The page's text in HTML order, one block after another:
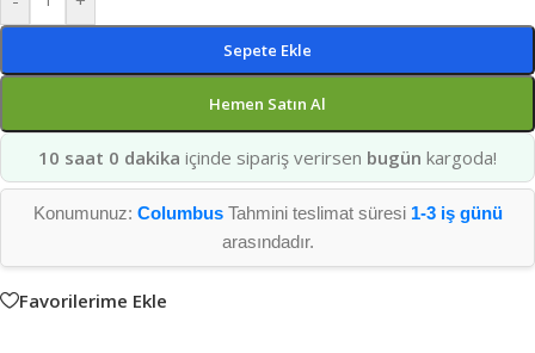
Sepete Ekle
Hemen Satın Al
10 saat 0 dakika içinde sipariş verirsen bugün kargoda!
Konumunuz: ColumbusTahmini teslimat süresi 1-3 iş günü
arasındadır.
Favorilerime Ekle